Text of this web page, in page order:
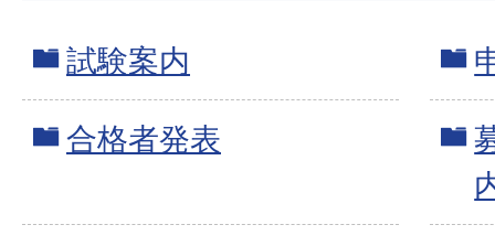
試験案内
合格者発表